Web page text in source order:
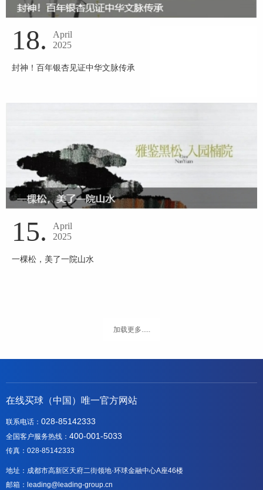
18.
April
2025
封神！百年银杏见证中华文脉传承
15.
April
2025
一棵松，美了一院山水
加载更多.....
在线买球（中国）唯一官方网站
联系电话： 028-85142333
全国客户服务热线： 400-001-5033
传真：028-85142333
地址：成都市高新区天府二街领地·环球金融中心A座46楼
邮箱：leading@leading-group.cn